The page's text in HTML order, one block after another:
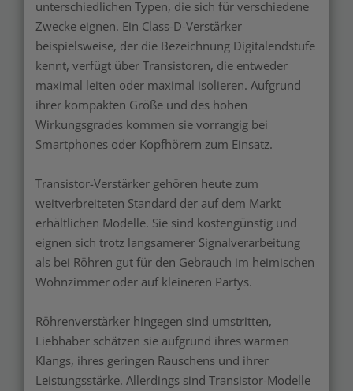
unterschiedlichen Typen, die sich für verschiedene
Zwecke eignen. Ein Class-D-Verstärker
beispielsweise, der die Bezeichnung Digitalendstufe
kennt, verfügt über Transistoren, die entweder
maximal leiten oder maximal isolieren. Aufgrund
ihrer kompakten Größe und des hohen
Wirkungsgrades kommen sie vorrangig bei
Smartphones oder Kopfhörern zum Einsatz.
Transistor-Verstärker gehören heute zum
weitverbreiteten Standard der auf dem Markt
erhältlichen Modelle. Sie sind kostengünstig und
eignen sich trotz langsamerer Signalverarbeitung
als bei Röhren gut für den Gebrauch im heimischen
Wohnzimmer oder auf kleineren Partys.
Röhrenverstärker hingegen sind umstritten,
Liebhaber schätzen sie aufgrund ihres warmen
Klangs, ihres geringen Rauschens und ihrer
Leistungsstärke. Allerdings sind Transistor-Modelle